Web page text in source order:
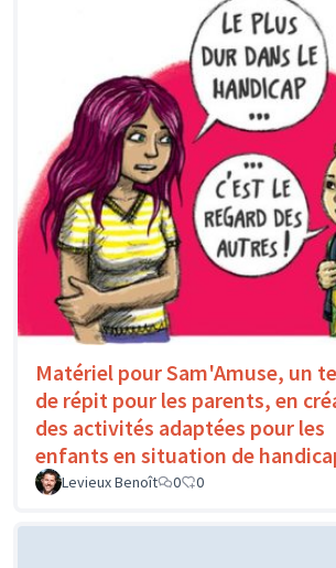
Matériel pour Sam'Amuse, un
de répit pour les parents, en
des activités adaptées pour les
enfants en situation de
Levieux Benoît 0 0